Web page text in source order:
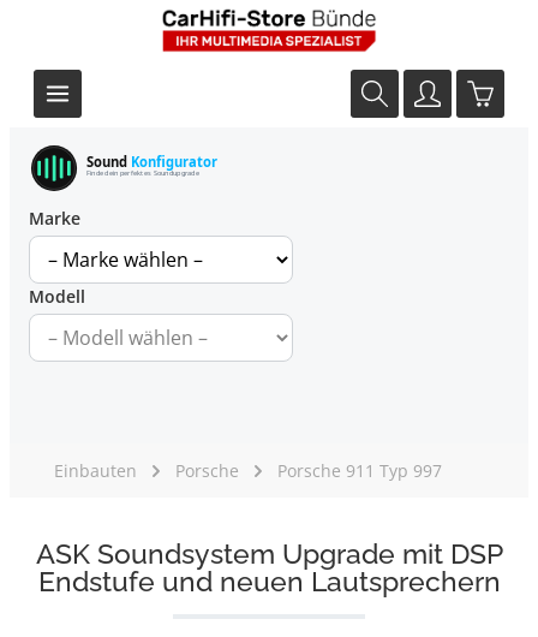
Sound Konfigurator
Finde dein perfektes Soundupgrade
Marke
Modell
Einbauten Porsche Porsche 911 Typ 997
ASK Soundsystem Upgrade mit DSP
Endstufe und neuen Lautsprechern